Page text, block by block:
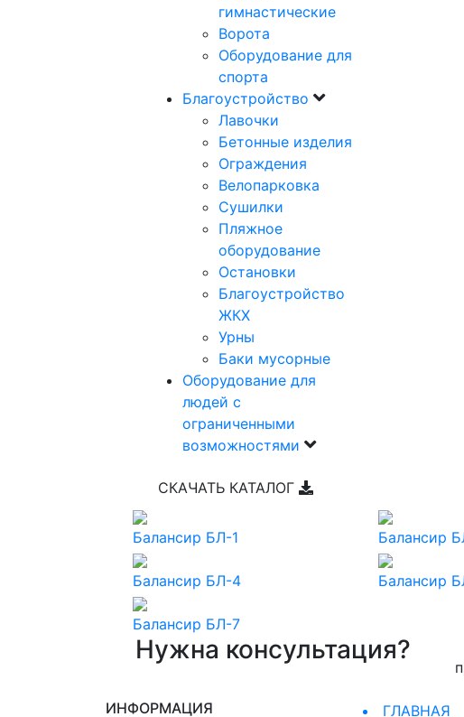
гимнастические
Ворота
Оборудование для
спорта
Благоустройство
Лавочки
Бетонные изделия
Ограждения
Велопарковка
Сушилки
Пляжное
оборудование
Остановки
Благоустройство
ЖКХ
Урны
Баки мусорные
Оборудование для
людей с
ограниченными
возможностями
СКАЧАТЬ КАТАЛОГ
Балансир БЛ-1 Балансир
Балансир БЛ-4 Балансир
Балансир БЛ-7
Нужна консультация?
ИНФОРМАЦИЯ ГЛАВНАЯ